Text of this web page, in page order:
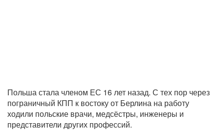
Польша стала членом ЕС 16 лет назад. С тех пор через
пограничный КПП к востоку от Берлина на работу
ходили польские врачи, медсёстры, инженеры и
представители других профессий.